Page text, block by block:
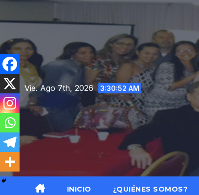
al
contenido
Vie. Ago 7th, 2026 3:30:53 AM
INICIO ¿QUIÉNES SOMOS?